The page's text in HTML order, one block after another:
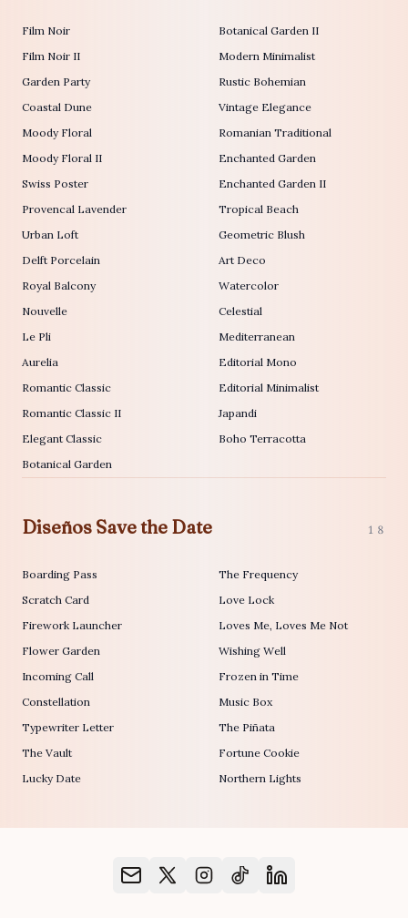
Film Noir
Film Noir II
Garden Party
Coastal Dune
Moody Floral
Moody Floral II
Swiss Poster
Provencal Lavender
Urban Loft
Delft Porcelain
Royal Balcony
Nouvelle
Le Pli
Aurelia
Romantic Classic
Romantic Classic II
Elegant Classic
Botanical Garden
Botanical Garden II
Modern Minimalist
Rustic Bohemian
Vintage Elegance
Romanian Traditional
Enchanted Garden
Enchanted Garden II
Tropical Beach
Geometric Blush
Art Deco
Watercolor
Celestial
Mediterranean
Editorial Mono
Editorial Minimalist
Japandi
Boho Terracotta
Diseños Save the Date 18
Boarding Pass
Scratch Card
Firework Launcher
Flower Garden
Incoming Call
Constellation
Typewriter Letter
The Vault
Lucky Date
The Frequency
Love Lock
Loves Me, Loves Me Not
Wishing Well
Frozen in Time
Music Box
The Piñata
Fortune Cookie
Northern Lights